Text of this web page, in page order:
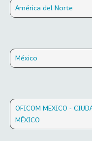
América del Norte
México
OFICOM MEXICO -
MÉXICO